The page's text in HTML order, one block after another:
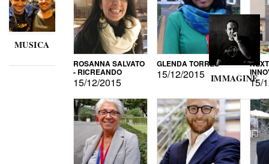
MUSICA
ROSANNA SALVATO
- RICREANDO
15/12/2015
GLENDA TORRES
15/12/2015
15/
IMMAGINE